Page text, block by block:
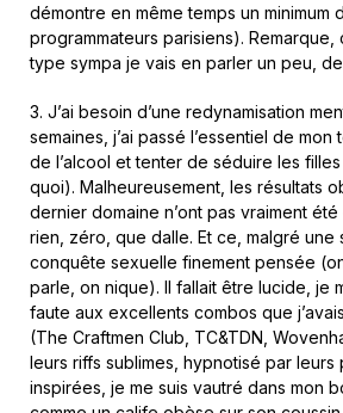
démontre en même temps un minimum
programmateurs parisiens). Remarque,
type sympa je vais en parler un peu,
3. J’ai besoin d’une redynamisation
semaines, j’ai passé l’essentiel de
de l’alcool et tenter de séduire les
quoi). Malheureusement, les résultats
dernier domaine n’ont pas vraiment
rien, zéro, que dalle. Et ce, malgré une
conquête sexuelle finement pensée
parle, on nique). Il fallait être lucide, je
faute aux excellents combos que
(The Craftmen Club, TC&TDN,
leurs riffs sublimes, hypnotisé par leurs
inspirées, je me suis vautré dans mon